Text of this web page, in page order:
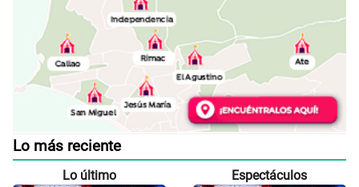
Lo más reciente
Lo último Espectáculos